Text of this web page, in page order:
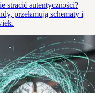
stracić autentyczności?
przełamują schematy i